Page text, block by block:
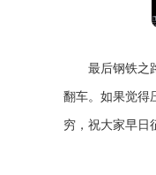
最后钢铁之
翻车。如果觉得
穷，祝大家早日